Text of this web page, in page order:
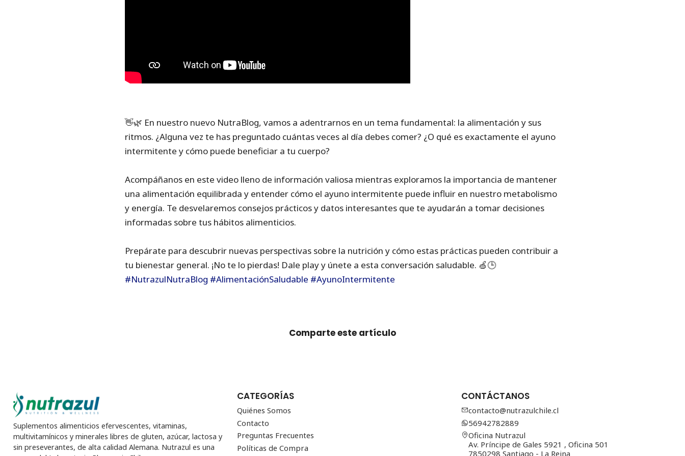
👋🌿 En nuestro nuevo NutraBlog, vamos a adentrarnos en un tema fundamental: la alimentación y sus
ritmos. ¿Alguna vez te has preguntado cuántas veces al día debes comer? ¿O qué es exactamente el ayuno
intermitente y cómo puede beneficiar a tu cuerpo?
Acompáñanos en este video lleno de información valiosa mientras exploramos la importancia de mantener
una alimentación equilibrada y entender cómo el ayuno intermitente puede influir en nuestro metabolismo
y energía. Te desvelaremos consejos prácticos y datos interesantes que te ayudarán a tomar decisiones
informadas sobre tus hábitos alimenticios.
Prepárate para descubrir nuevas perspectivas sobre la nutrición y cómo estas prácticas pueden contribuir a
tu bienestar general. ¡No te lo pierdas! Dale play y únete a esta conversación saludable. 🍏🕒
#NutrazulNutraBlog #AlimentaciónSaludable #AyunoIntermitente
Comparte este artículo
Suplementos alimenticios efervescentes, vitaminas,
multivitamínicos y minerales libres de gluten, azúcar, lactosa y
sin preseverantes, de alta calidad Alemana. Nutrazul es una
CATEGORÍAS
Quiénes Somos
Contacto
Preguntas Frecuentes
Políticas de Compra
CONTÁCTANOS
contacto@nutrazulchile.cl
56942782889
Oficina Nutrazul
Av. Príncipe de Gales 5921 , Oficina 501
7850298 Santiago - La Reina